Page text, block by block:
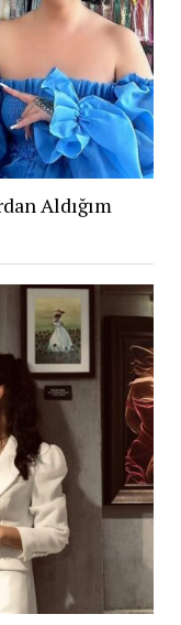
Aldığım